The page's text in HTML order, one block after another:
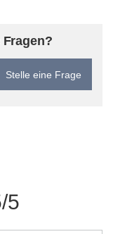
Fragen?
Stelle eine Frage
5